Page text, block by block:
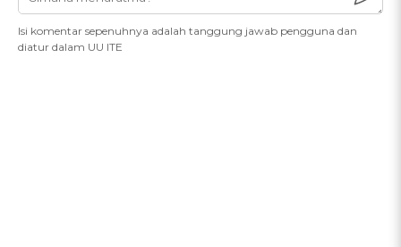
Isi komentar sepenuhnya adalah tanggung jawab pengguna dan
diatur dalam UU ITE